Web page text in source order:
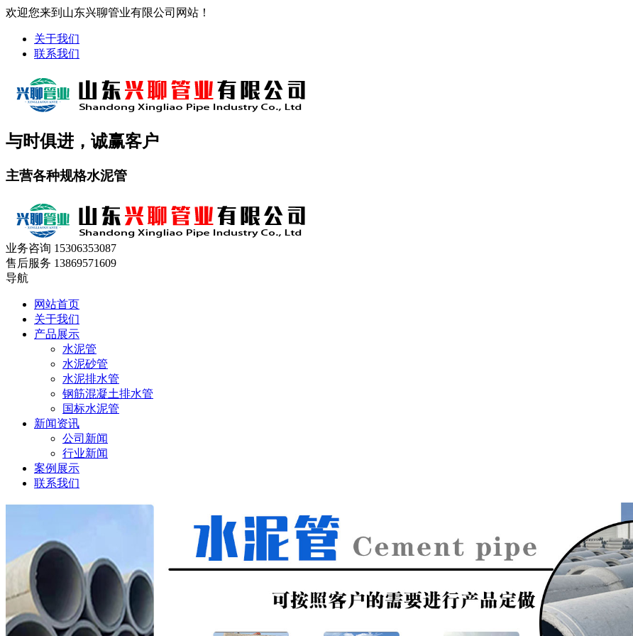
欢迎您来到山东兴聊管业有限公司网站！
关于我们
联系我们
与时俱进，诚赢客户
主营各种规格水泥管
业务咨询 15306353087
售后服务 13869571609
导航
网站首页
关于我们
产品展示
水泥管
水泥砂管
水泥排水管
钢筋混凝土排水管
国标水泥管
新闻资讯
公司新闻
行业新闻
案例展示
联系我们